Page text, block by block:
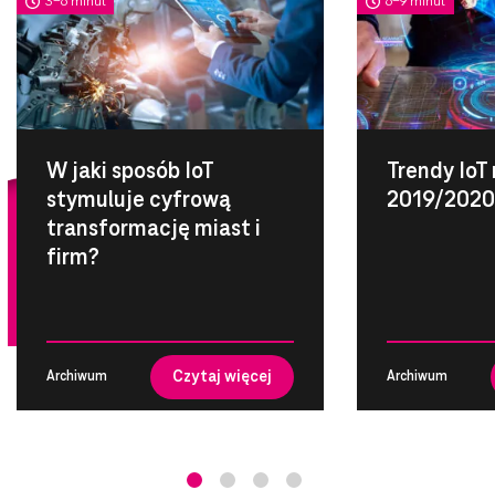
W jaki sposób IoT
stymuluje cyfrową
transformację miast i
firm?
Archiwum Czytaj więcej
Trendy
2019/2020
Archiwum